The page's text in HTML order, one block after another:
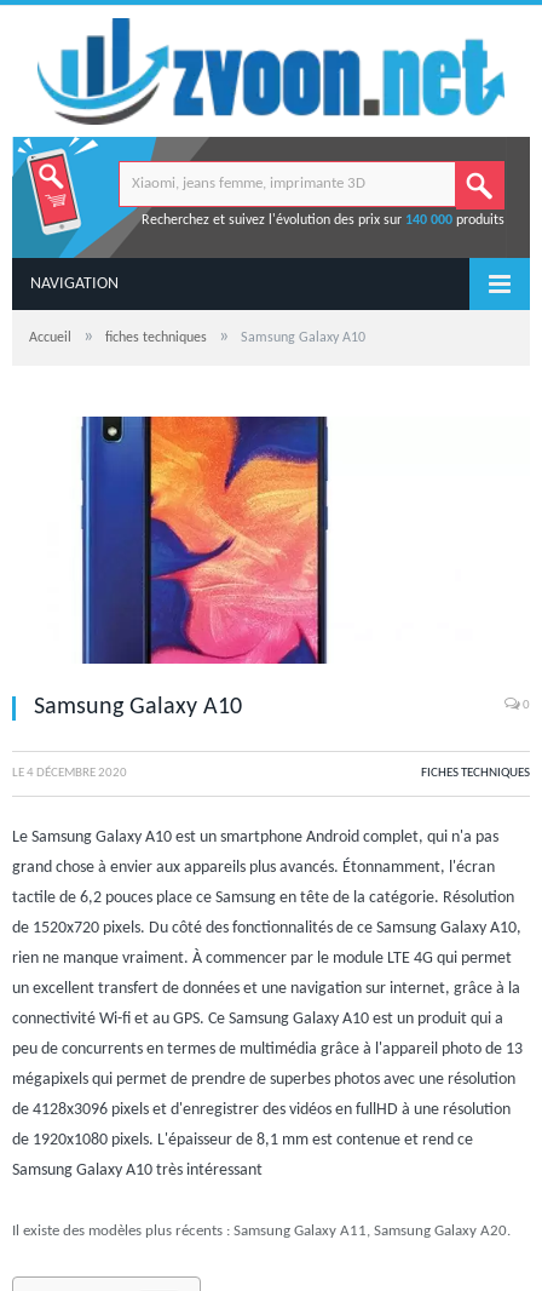
Recherchez et suivez l'évolution des prix sur 140 000produits
NAVIGATION
Accueil » fiches techniques » Samsung Galaxy A10
Samsung Galaxy A10 0
LE4 DÉCEMBRE 2020 FICHES TECHNIQUES
Le Samsung Galaxy A10 est un smartphone Android complet, qui n'a pas
grand chose à envier aux appareils plus avancés. Étonnamment, l'écran
tactile de 6,2 pouces place ce Samsung en tête de la catégorie. Résolution
de 1520x720 pixels. Du côté des fonctionnalités de ce Samsung Galaxy A10,
rien ne manque vraiment. À commencer par le module LTE 4G qui permet
un excellent transfert de données et une navigation sur internet, grâce à la
connectivité Wi-fi et au GPS. Ce Samsung Galaxy A10 est un produit qui a
peu de concurrents en termes de multimédia grâce à l'appareil photo de 13
mégapixels qui permet de prendre de superbes photos avec une résolution
de 4128x3096 pixels et d'enregistrer des vidéos en fullHD à une résolution
de 1920x1080 pixels. L'épaisseur de 8,1 mm est contenue et rend ce
Samsung Galaxy A10 très intéressant
Il existe des modèles plus récents : Samsung Galaxy A11, Samsung Galaxy A20.